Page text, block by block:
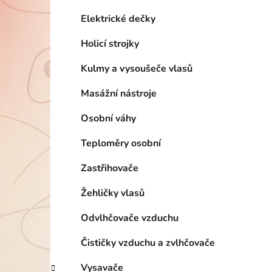
p
n
e
l
Elektrické dečky
Holicí strojky
Kulmy a vysoušeče vlasů
Masážní nástroje
Osobní váhy
Teploměry osobní
Zastřihovače
Žehličky vlasů
Odvlhčovače vzduchu
Čističky vzduchu a zvlhčovače
Vysavače